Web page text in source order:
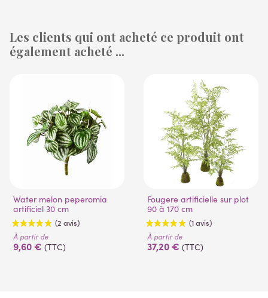
(14 avis)
Les clients qui ont acheté ce produit ont
également acheté ...
Water melon peperomia
artificiel 30 cm
À partir de
9,60 € (TTC)
Fougere artificielle sur plot
90 à 170 cm
À partir de
37,20 € (TTC)